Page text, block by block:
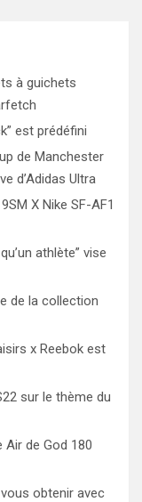
à guichets
est prédéfini
de Manchester
d’Adidas Ultra
X Nike SF-AF1
athlète” vise
de la collection
x Reebok est
sur le thème du
Air de God 180
obtenir avec